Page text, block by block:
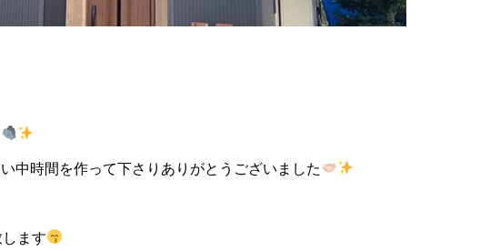
中時間を作って下さりありがとうございました
ます